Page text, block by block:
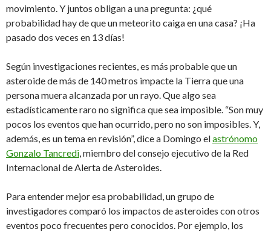
movimiento. Y juntos obligan a una pregunta: ¿qué
probabilidad hay de que un meteorito caiga en una casa? ¡Ha
pasado dos veces en 13 días!
Según investigaciones recientes, es más probable que un
asteroide de más de 140 metros impacte la Tierra que una
persona muera alcanzada por un rayo. Que algo sea
estadísticamente raro no significa que sea imposible. “Son muy
pocos los eventos que han ocurrido, pero no son imposibles. Y,
además, es un tema en revisión”, dice a Domingo elastrónomo
Gonzalo Tancredi , miembro del consejo ejecutivo de la Red
Internacional de Alerta de Asteroides.
Para entender mejor esa probabilidad, un grupo de
investigadores comparó los impactos de asteroides con otros
eventos poco frecuentes pero conocidos. Por ejemplo, los